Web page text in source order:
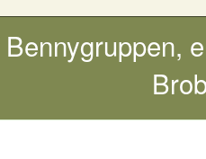
Bennygruppen,